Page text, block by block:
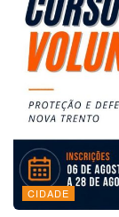
CIDADE